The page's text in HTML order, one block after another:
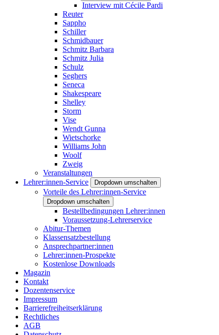
Interview mit Cécile Pardi
Reuter
Sappho
Schiller
Schmidbauer
Schmitz Barbara
Schmitz Julia
Schulz
Seghers
Seneca
Shakespeare
Shelley
Storm
Vise
Wendt Gunna
Wietschorke
Williams John
Woolf
Zweig
Veranstaltungen
Lehrer:innen-Service
Dropdown umschalten
Vorteile des Lehrer:innen-Service
Dropdown umschalten
Bestellbedingungen Lehrer:innen
Voraussetzung-Lehrerservice
Abitur-Themen
Klassensatzbestellung
Ansprechpartner:innen
Lehrer:innen-Prospekte
Kostenlose Downloads
Magazin
Kontakt
Dozentenservice
Impressum
Barrierefreiheitserklärung
Rechtliches
AGB